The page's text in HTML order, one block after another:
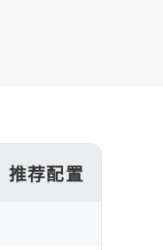
推荐配置